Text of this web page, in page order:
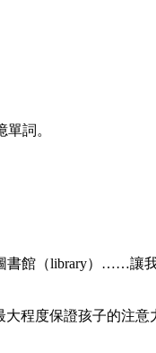
詞。
書館（library）……讓
程度保證孩子的注